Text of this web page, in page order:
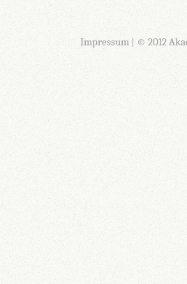
Impressum| © 2012